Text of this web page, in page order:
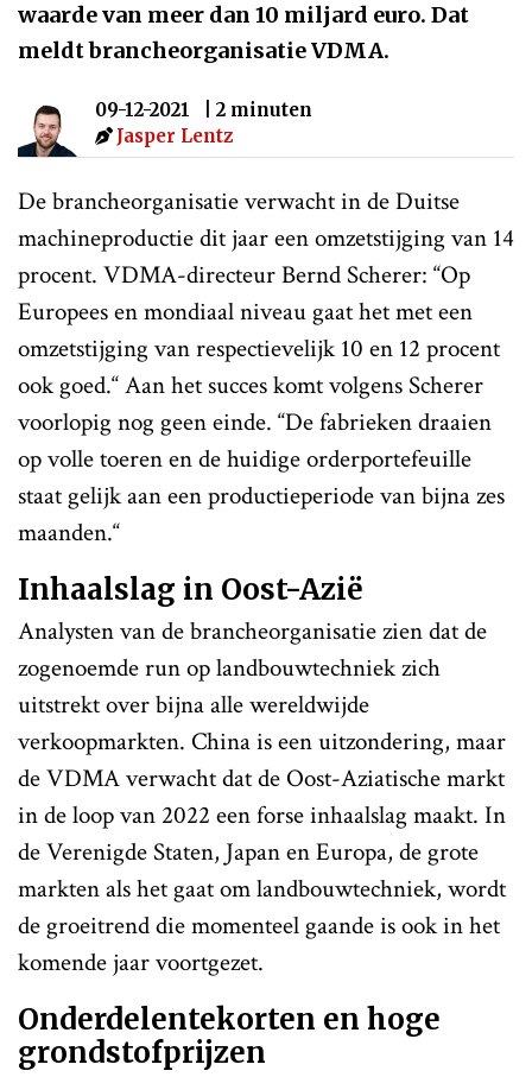
waarde van meer dan 10 miljard euro. Dat
meldt brancheorganisatie VDMA.
09-12-2021
| 2 minuten
Jasper Lentz
De brancheorganisatie verwacht in de Duitse
machineproductie dit jaar een omzetstijging van 14
procent. VDMA-directeur Bernd Scherer: “Op
Europees en mondiaal niveau gaat het met een
omzetstijging van respectievelijk 10 en 12 procent
ook goed.“ Aan het succes komt volgens Scherer
voorlopig nog geen einde. “De fabrieken draaien
op volle toeren en de huidige orderportefeuille
staat gelijk aan een productieperiode van bijna zes
maanden.“
Inhaalslag in Oost-Azië
Analysten van de brancheorganisatie zien dat de
zogenoemde run op landbouwtechniek zich
uitstrekt over bijna alle wereldwijde
verkoopmarkten. China is een uitzondering, maar
de VDMA verwacht dat de Oost-Aziatische markt
in de loop van 2022 een forse inhaalslag maakt. In
de Verenigde Staten, Japan en Europa, de grote
markten als het gaat om landbouwtechniek, wordt
de groeitrend die momenteel gaande is ook in het
komende jaar voortgezet.
Onderdelentekorten en hoge
grondstofprijzen